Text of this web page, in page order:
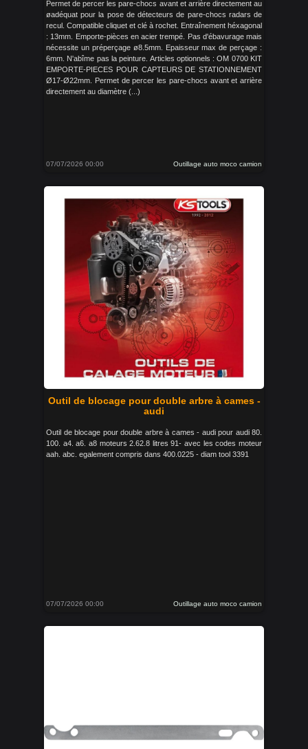
Permet de percer les pare-chocs avant et arrière directement au
øadéquat pour la pose de détecteurs de pare-chocs radars de
recul. Compatible cliquet et clé à rochet. Entraînement héxagonal
: 13mm. Emporte-pièces en acier trempé. Pas d'ébavurage mais
nécessite un préperçage ø8.5mm. Epaisseur max de perçage :
6mm. N'abîme pas la peinture. Articles optionnels : OM 0700 KIT
EMPORTE-PIECES POUR CAPTEURS DE STATIONNEMENT
Ø17-Ø22mm. Permet de percer les pare-chocs avant et arrière
directement au diamètre (...)
07/07/2026 00:00 Outillage auto moco camion
Outil de blocage pour double arbre à cames -
audi
Outil de blocage pour double arbre à cames - audi pour audi 80.
100. a4. a6. a8 moteurs 2.62.8 litres 91- avec les codes moteur
aah. abc. egalement compris dans 400.0225 - diam tool 3391
07/07/2026 00:00 Outillage auto moco camion